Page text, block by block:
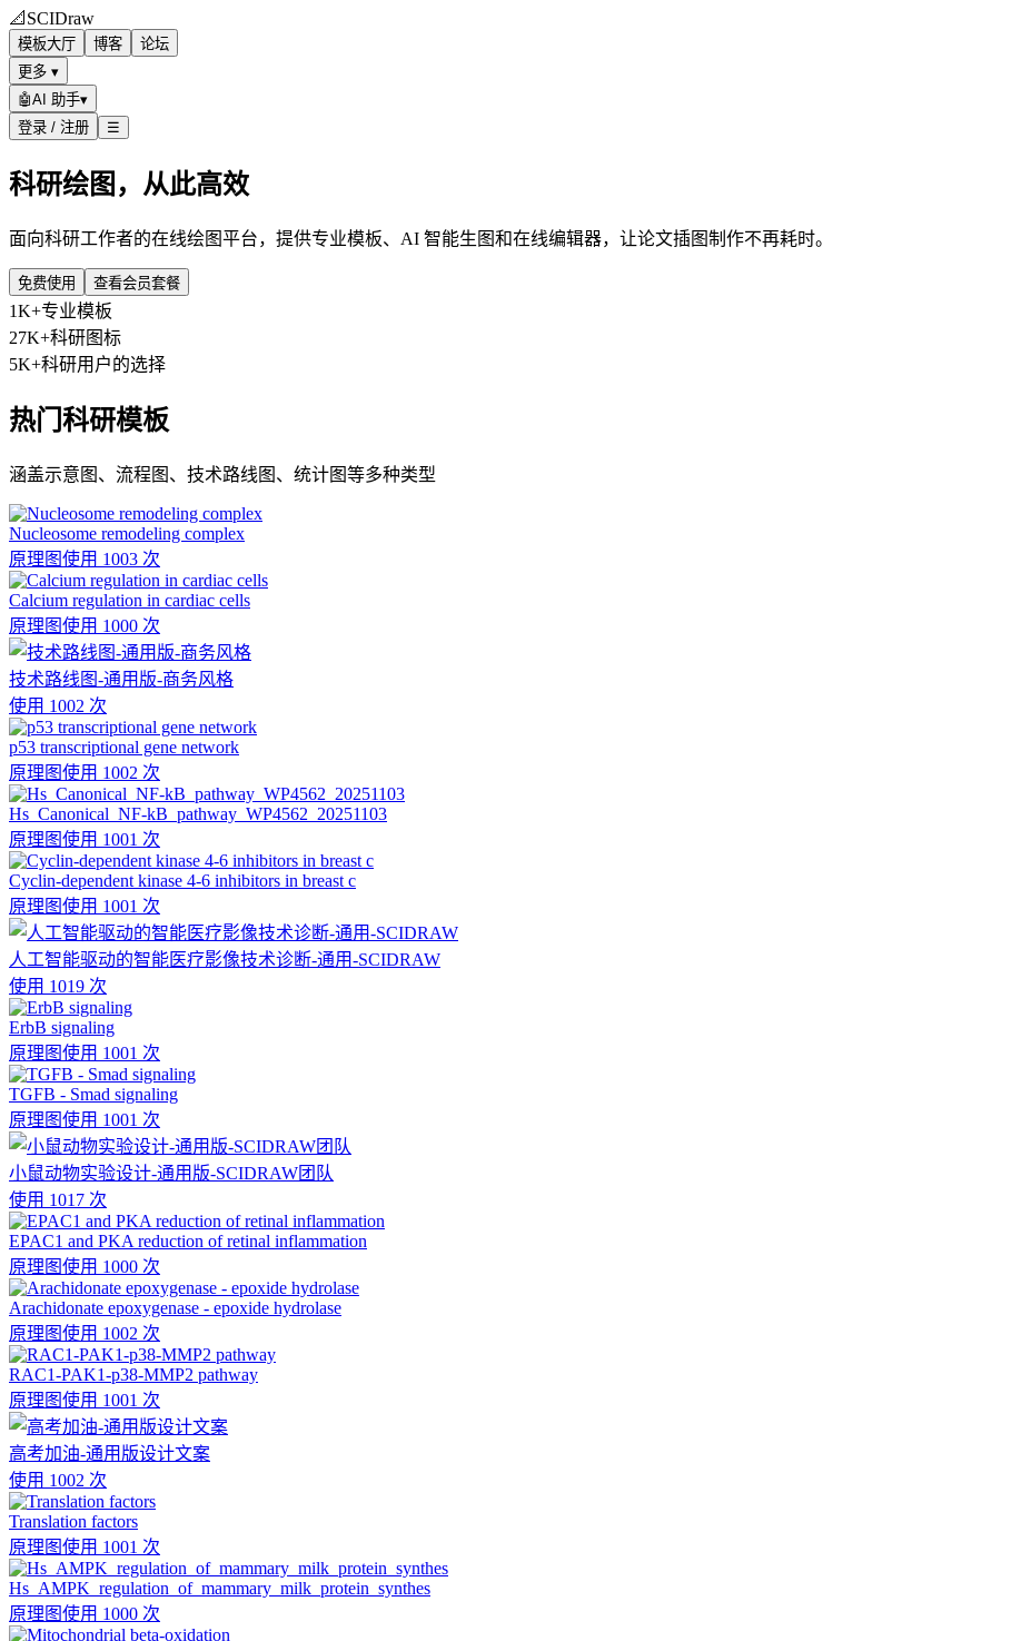
📐 SCIDraw
模板大厅 博客
论坛
更多 ▾
🤖AI 助手▾
登录 / 注册
☰
科研绘图，从此高效
面向科研工作者的在线绘图平台，提供专业模板、AI 智能生图和在线编辑器，让论文插图制作不再耗时。
免费使用 查看会员套餐
1K+专业模板
27K+科研图标
5K+科研用户的选择
热门科研模板
涵盖示意图、流程图、技术路线图、统计图等多种类型
Nucleosome remodeling complex
原理图使用 1003 次
Calcium regulation in cardiac cells
原理图使用 1000 次
技术路线图-通用版-商务风格
使用 1002 次
p53 transcriptional gene network
原理图使用 1002 次
Hs_Canonical_NF-kB_pathway_WP4562_20251103
原理图使用 1001 次
Cyclin-dependent kinase 4-6 inhibitors in breast c
原理图使用 1001 次
人工智能驱动的智能医疗影像技术诊断-通用-SCIDRAW
使用 1019 次
ErbB signaling
原理图使用 1001 次
TGFB - Smad signaling
原理图使用 1001 次
小鼠动物实验设计-通用版-SCIDRAW团队
使用 1017 次
EPAC1 and PKA reduction of retinal inflammation
原理图使用 1000 次
Arachidonate epoxygenase - epoxide hydrolase
原理图使用 1002 次
RAC1-PAK1-p38-MMP2 pathway
原理图使用 1001 次
高考加油-通用版设计文案
使用 1002 次
Translation factors
原理图使用 1001 次
Hs_AMPK_regulation_of_mammary_milk_protein_synthes
原理图使用 1000 次